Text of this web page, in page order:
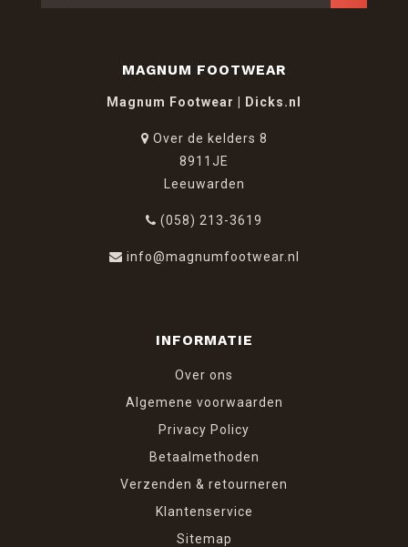
MAGNUM FOOTWEAR
Magnum Footwear | Dicks.nl
Over de kelders 8
8911JE
Leeuwarden
(058) 213-3619
info@magnumfootwear.nl
INFORMATIE
Over ons
Algemene voorwaarden
Privacy Policy
Betaalmethoden
Verzenden & retourneren
Klantenservice
Sitemap